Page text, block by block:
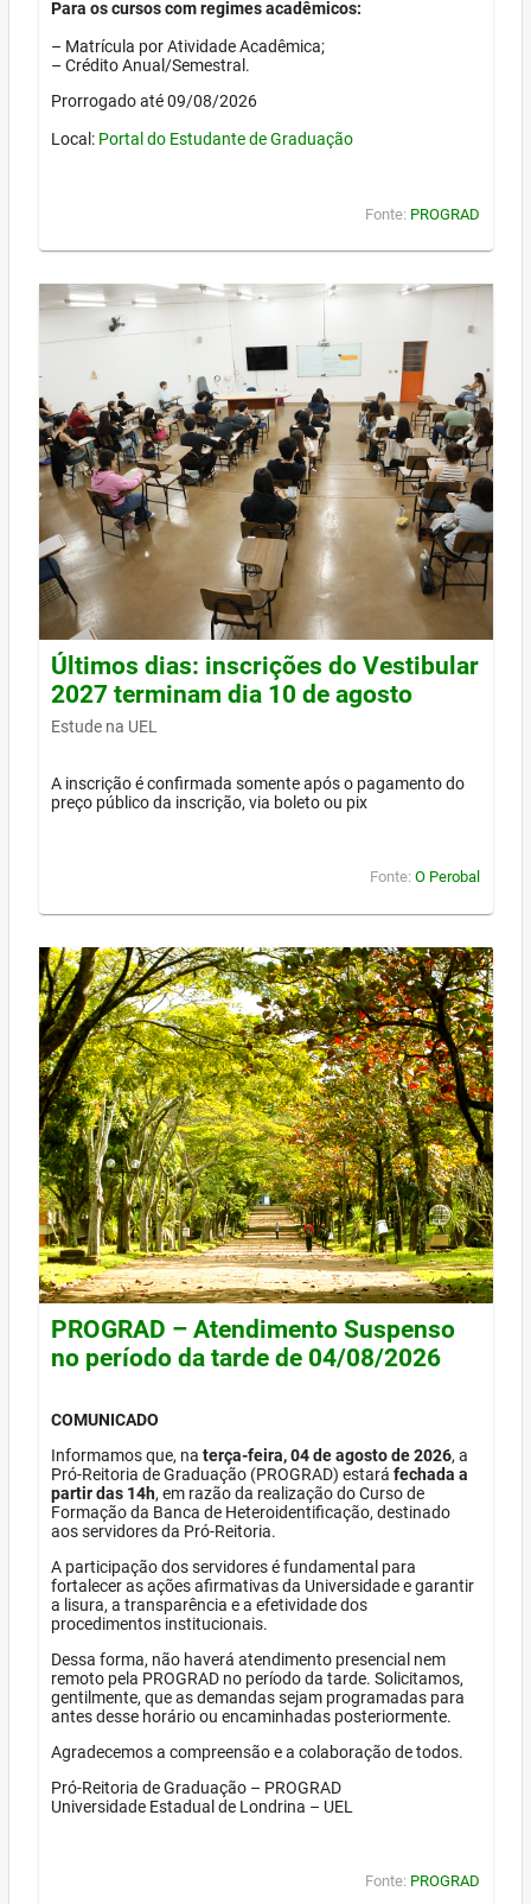
Para os cursos com regimes acadêmicos:
– Matrícula por Atividade Acadêmica;
– Crédito Anual/Semestral.
Prorrogado até 09/08/2026
Local: Portal do Estudante de Graduação
Fonte: PROGRAD
Últimos dias: inscrições do Vestibular
2027 terminam dia 10 de agosto
Estude na UEL
A inscrição é confirmada somente após o pagamento do
preço público da inscrição, via boleto ou pix
Fonte: O Perobal
PROGRAD – Atendimento Suspenso
no período da tarde de 04/08/2026
COMUNICADO
Informamos que, na terça-feira, 04 de agosto de 2026, a
Pró-Reitoria de Graduação (PROGRAD) estará fechada a
partir das 14h, em razão da realização do Curso de
Formação da Banca de Heteroidentificação, destinado
aos servidores da Pró-Reitoria.
A participação dos servidores é fundamental para
fortalecer as ações afirmativas da Universidade e garantir
a lisura, a transparência e a efetividade dos
procedimentos institucionais.
Dessa forma, não haverá atendimento presencial nem
remoto pela PROGRAD no período da tarde. Solicitamos,
gentilmente, que as demandas sejam programadas para
antes desse horário ou encaminhadas posteriormente.
Agradecemos a compreensão e a colaboração de todos.
Pró-Reitoria de Graduação – PROGRAD
Universidade Estadual de Londrina – UEL
Fonte: PROGRAD